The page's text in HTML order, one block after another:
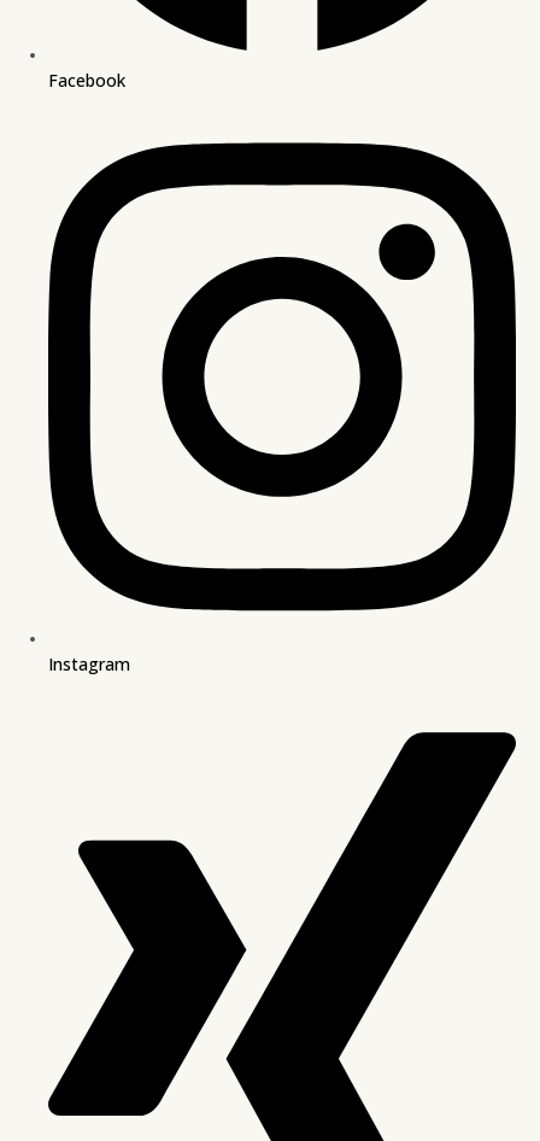
Facebook
Instagram